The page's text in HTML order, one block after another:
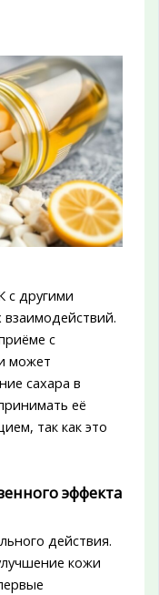
с другими
с
может
сахара в
её
так как это
эффекта
действия.
кожи